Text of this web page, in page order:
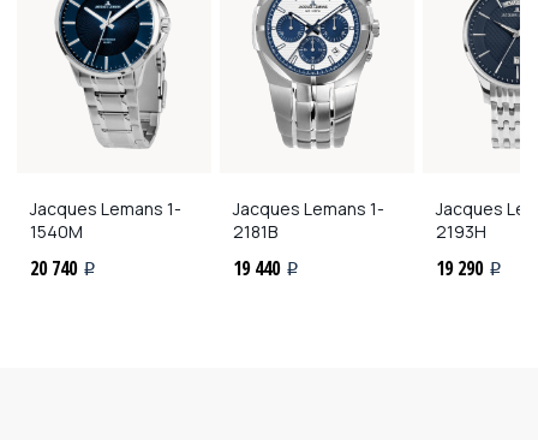
Jacques Lemans 1-
1540M
20 740 i
Jacques Lemans 1-
2181B
19 440 i
Jacques
2193H
19 290 i